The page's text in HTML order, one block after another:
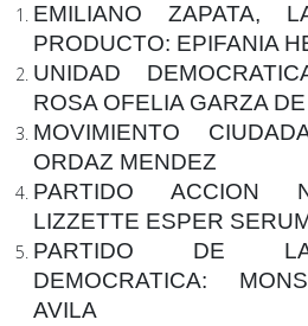
EMILIANO ZAPATA,
PRODUCTO: EPIFANIA
UNIDAD
ROSA OFELIA GARZA
MOVIMIENTO
ORDAZ MENDEZ
PARTIDO ACCION
LIZZETTE ESPER
PARTIDO DE LA
DEMOCRATICA:
AVILA